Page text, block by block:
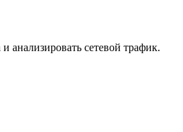
анализировать сетевой трафик.